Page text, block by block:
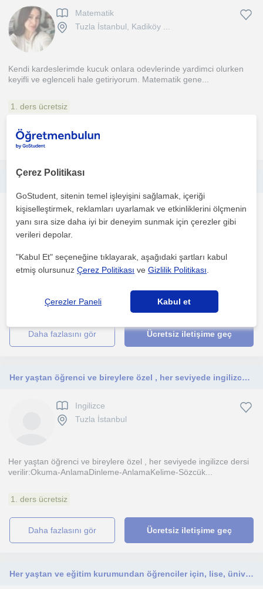
Matematik
Tuzla İstanbul, Kadiköy ...
Kendi kardeslerimde kucuk onlara odevlerinde yardimci olurken
keyifli ve eglenceli hale getiriyorum. Matematik gene...
1. ders ücretsiz
daha fazlasını gör
Ingilizce
Tuzla İstanbul, Tuzla (İ...
Ingilizcenin yapisal mantigini, becerileri ve etimolojisi anlatiyorum.
Sinav odakli ilerleyenlere sadece konulari d...
1. ders ücretsiz
daha fazlasını gör Ücretsiz iletişime geç
Her yaştan öğrenci ve bireylere özel , her seviyede ingilizce dersi verilir
Ingilizce
Tuzla İstanbul
Her yaştan öğrenci ve bireylere özel , her seviyede ingilizce dersi
verilir:Okuma-AnlamaDinleme-AnlamaKelime-Sözcük...
1. ders ücretsiz
daha fazlasını gör Ücretsiz iletişime geç
Her yaştan ve eğitim kurumundan öğrenciler için, lise, üniversite hazırlık ayrıca daha iler seviyelerde temel matematik
Çerez Politikası
GoStudent, sitenin temel işleyişini sağlamak, içeriği
kişiselleştirmek, reklamları uyarlamak ve etkinliklerini ölçmenin
yanı sıra size daha iyi bir deneyim sunmak için çerezler gibi
verileri depolar.
"Kabul Et" seçeneğine tıklayarak, aşağıdaki şartları kabul
etmiş olursunuzÇerez Politikası veGizlilik Politikası
Çerezler Paneli Kabul et